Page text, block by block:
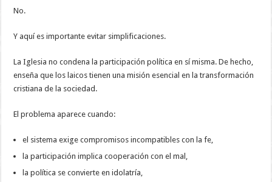
No.
Y aquí es importante evitar simplificaciones.
La Iglesia no condena la participación política en sí misma. De hecho,
enseña que los laicos tienen una misión esencial en la transformación
cristiana de la sociedad.
El problema aparece cuando:
el sistema exige compromisos incompatibles con la fe,
la participación implica cooperación con el mal,
la política se convierte en idolatría,